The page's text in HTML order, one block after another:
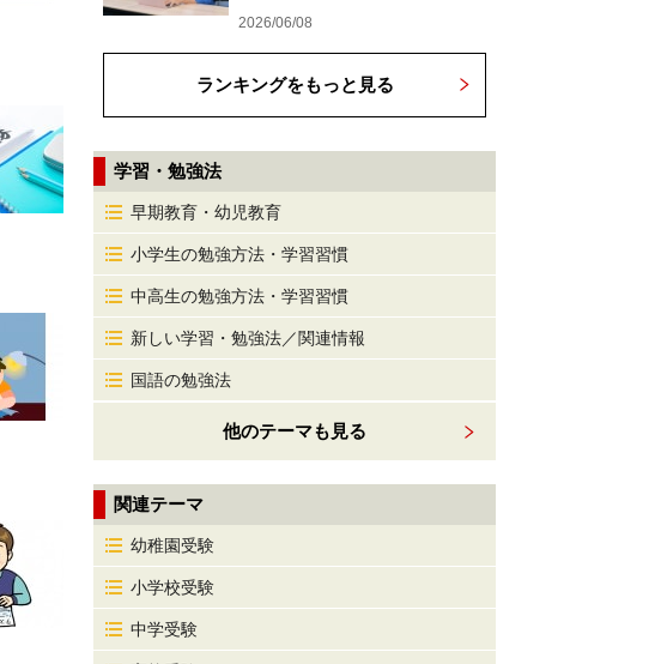
2026/06/08
ランキングをもっと見る
学習・勉強法
早期教育・幼児教育
小学生の勉強方法・学習習慣
中高生の勉強方法・学習習慣
新しい学習・勉強法／関連情報
国語の勉強法
他のテーマも見る
関連テーマ
幼稚園受験
小学校受験
中学受験